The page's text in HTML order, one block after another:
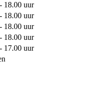
18.00 uur
18.00 uur
18.00 uur
18.00 uur
17.00 uur